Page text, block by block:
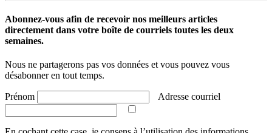
Abonnez-vous afin de recevoir nos meilleurs articles
directement dans votre boîte de courriels toutes les deux
semaines.
Nous ne partagerons pas vos données et vous pouvez vous
désabonner en tout temps.
Prénom Adresse courriel